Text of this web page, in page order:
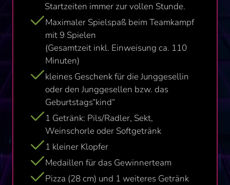
Startzeiten immer zur vollen Stunde.
Maximaler Spielspaß beim Teamkampf
mit 9 Spielen
(Gesamtzeit inkl. Einweisung ca. 110
Minuten)
kleines Geschenk für die Junggesellin
oder den Junggesellen bzw. das
Geburtstags“kind“
1 Getränk: Pils/Radler, Sekt,
Weinschorle oder Softgetränk
1 kleiner Klopfer
Medaillen für das Gewinnerteam
Pizza (28 cm) und 1 weiteres Getränk